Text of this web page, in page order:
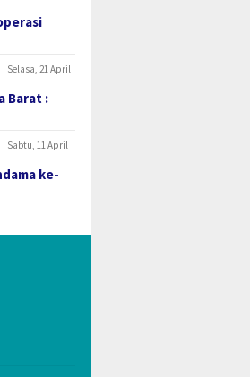
Selasa, 21 April
Barat :
Sabtu, 11 April
ke-